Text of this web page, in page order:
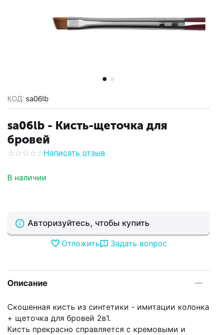
КОД: sa06lb
sa06lb - Кисть-щеточка для
бровей
Написать отзыв
В наличии
Авторизуйтесь, чтобы купить
Отложить Задать вопрос
Описание
Скошенная кисть из синтетики - имитации колонка
+ щеточка для бровей 2в1.
Кисть прекрасно справляется с кремовыми и